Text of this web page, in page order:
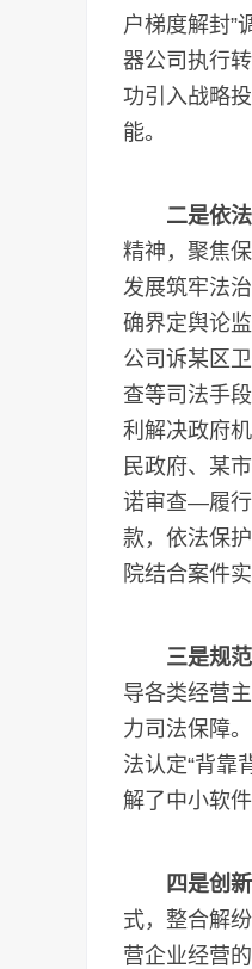
户梯度解封”
器公司执行
功引入战略
能。
二是依
精神，聚焦
发展筑牢法
确界定舆论
公司诉某区
查等司法手
利解决政府
民政府、某
诺审查—履行
款，依法保
院结合案件
三是规
导各类经营
力司法保障
法认定“背靠
解了中小软
四是创
式，整合解
营企业经营